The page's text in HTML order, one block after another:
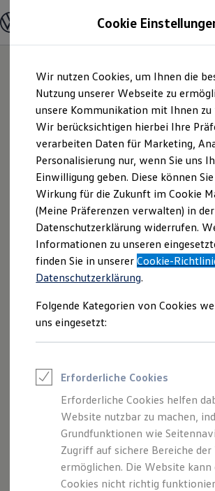
Hauptinhalt
springen
Footer
springen
Modelle & Konfigurator
Nutzfahrzeugkategorien
Modelle konfigurieren
Vorgängermodelle und Oldtimer
Vorgängermodelle
Oldtimer
Bulli Historie
Branchenlösungen & Gewerbekunden
Umbaulösungen und Hersteller
Auf- und Umbauten entdecken &
Groß- und Sonderkunden
Großkunden
Kommunen & Behörden
Journalisten
Sportvereine
Branchenlösungen
Bau & Handwerk
Gewerbliche
Service & mobile
Kurier, Logistik & Handel
Feuerwehr
Rettungsdienste
ONE Business ID Vorteile
Fahrzeugsuche & Marktplatz
Digitaler Marktplatz
Kauf & Finanzierung
Online-Fahrzeugbewertung
Aktionen & Angebote
E-Auto-Förderung
Für Privatkunden
Für Gewerbekunden
Profi Paket
TopDeal
Starke
GmbH & Co.
Starke Georgsmarienhütte
KG als verantwortliche
Webseite speziell
Impressum
Datenschutzerklärung
Cookie
Wir nutzen Cookies, um Ihnen die
Nutzung unserer Webseite zu
unsere Kommunikation mit Ihnen zu
Wir berücksichtigen hierbei Ihre
verarbeiten Daten für Marketing,
Personalisierung nur, wenn Sie uns
Einwilligung geben. Diese können
Wirkung für die Zukunft im Cookie
(Meine Präferenzen verwalten) in der
Datenschutzerklärung widerrufen.
Informationen zu unseren
finden Sie in unsererCookie-
Datenschutzerklärung.
Folgende Kategorien von Cookies
uns eingesetzt:
Erforderliche Cookies
Erforderliche Cookies helfen
Website nutzbar zu machen,
Grundfunktionen wie
Zugriff auf sichere Bereiche
ermöglichen. Die Website kann
Cookies nicht richtig